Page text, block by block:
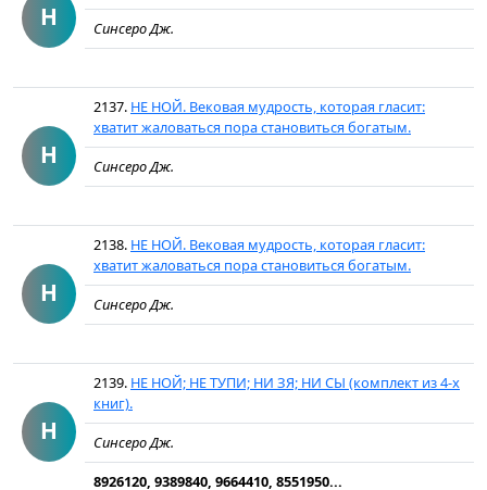
Н
Синсеро Дж.
Н
2137. НЕ НОЙ. Вековая мудрость, которая гласит:
хватит жаловаться пора становиться богатым.
Синсеро Дж.
Н
2138. НЕ НОЙ. Вековая мудрость, которая гласит:
хватит жаловаться пора становиться богатым.
Синсеро Дж.
Н
2139. НЕ НОЙ; НЕ ТУПИ; НИ ЗЯ; НИ СЫ (комплект из 4-х
книг).
Синсеро Дж.
8926120, 9389840, 9664410, 8551950...